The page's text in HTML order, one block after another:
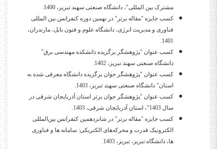
مشترک بین المللی"، دانشگاه صنعتی سهند تبریز، 1400.
کسب جایزه "مقاله برتر" در نهمین دوره کنفرانس بین المللی
فناوری و مدیریت انرژی، دانشگاه علوم و فنون بابل، مازندران،
1401.
کسب عنوان "پژوهشگر برگزیده دانشکده مهندسی برق"
دانشگاه صنعتی سهند تبریز، 1402.
کسب عنوان "پژوهشگر جوان برگزیده دانشگاه معرفی شده به
استان" دانشگاه صنعتی سهند تبریز، 1403.
کسب عنوان "پژوهشگر جوان برتر استان آذربایجان شرقی در
سال 1403"، استان آذربایجان شرقی، 1403.
کسب جایزه "مقاله برتر" در شانزدهمین کنفرانس بین‌المللی
الکترونیک قدرت و محرکه‌های الکتریکی: سامانه ها و فناوری
ها، دانشگاه تبریز، تبریز، 1403.